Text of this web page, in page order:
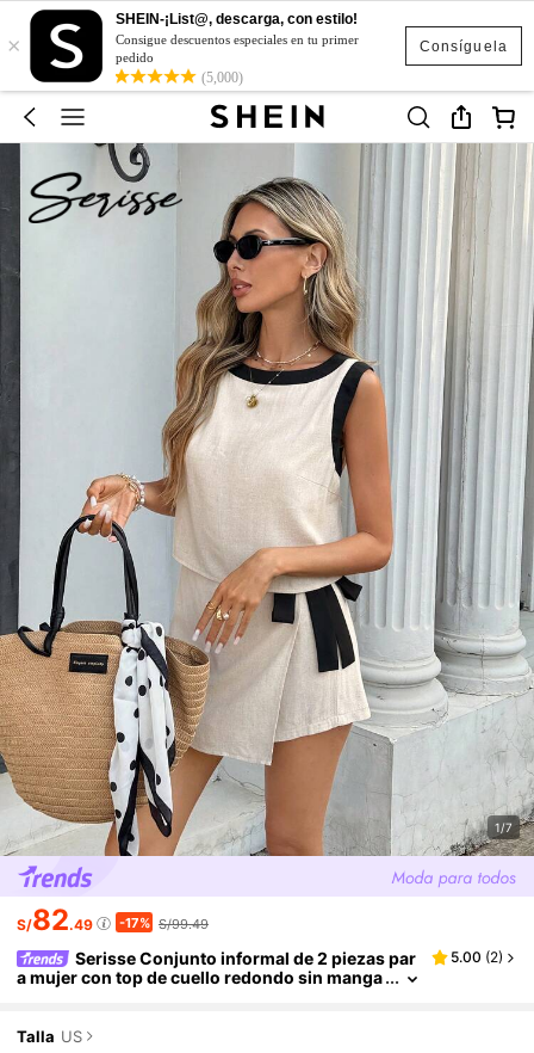
Consíguela
×
SHEIN-¡List@, descarga, con estilo!
Consigue descuentos especiales en tu primer
pedido
(5,000)
1/7
S/82.49 -17% S/99.49
Serisse Conjunto informal de 2 piezas par
a mujer con top de cuello redondo sin manga
5.00 (2)
Talla US